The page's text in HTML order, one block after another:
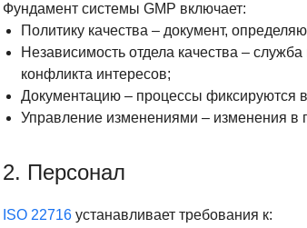
Фундамент системы GMP включает:
Политику качества – документ,
Независимость отдела качества –
конфликта интересов;
Документацию – процессы фиксируются
Управление изменениями – изменения в
2. Персонал
ISO 22716 устанавливает требования к: